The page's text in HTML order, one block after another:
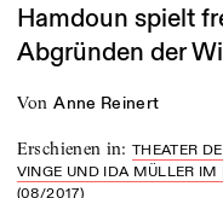
Hamdoun spielt
Abgründen der
von Anne Reinert
Erschienen in:THEATER
VINGE UND IDA MÜLLER IM
(08/2017)